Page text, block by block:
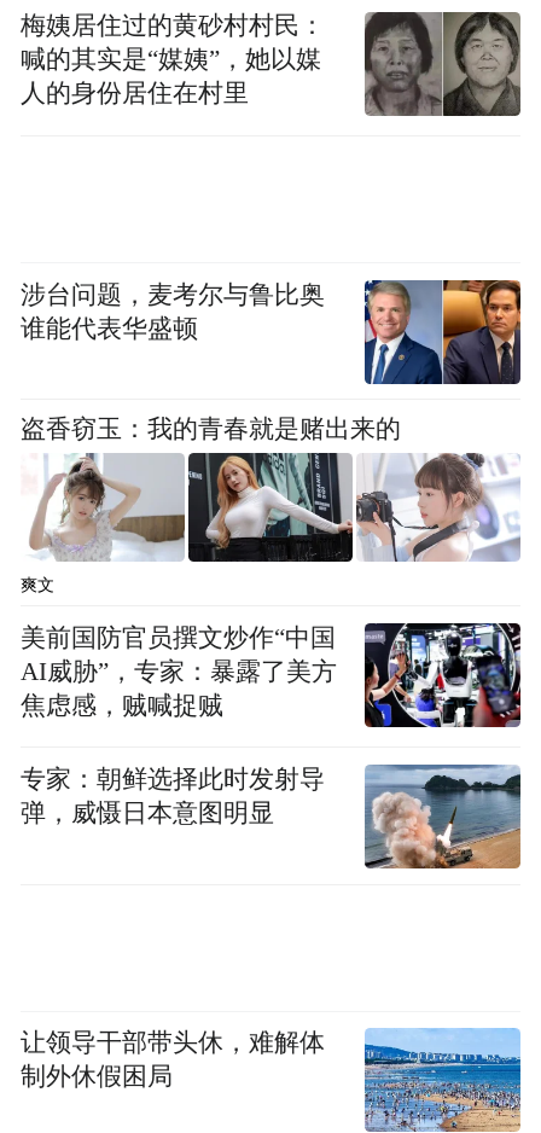
梅姨居住过的黄砂村村民：
喊的其实是“媒姨”，她以媒
人的身份居住在村里
涉台问题，麦考尔与鲁比奥
谁能代表华盛顿
盗香窃玉：我的青春就是赌出来的
爽文
美前国防官员撰文炒作“中国
AI威胁”，专家：暴露了美方
焦虑感，贼喊捉贼
专家：朝鲜选择此时发射导
弹，威慑日本意图明显
让领导干部带头休，难解体
制外休假困局